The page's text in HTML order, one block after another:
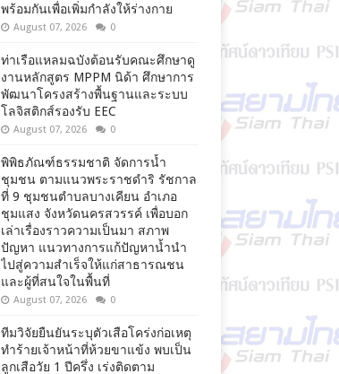
พร้อมกันเพื่อเพิ่มกำลังให้ร่างกาย
August 07, 2026 0
ท่าเรือแหลมฉบังต้อนรับคณะศึกษาดู
งานหลักสูตร MPPM นิด้า ศึกษาการ
พัฒนาโครงสร้างพื้นฐานและระบบ
โลจิสติกส์รองรับ EEC
August 07, 2026 0
พิพิธภัณฑ์ธรรมชาติ จัดการน้ำ
ชุมชน ตามแนวพระราชดำริ รัชกาล
ที่ 9 ชุมชนตำบลบางเคียน อำเภอ
ชุมแสง จังหวัดนครสวรรค์ เพื่อบอก
เล่าเรื่องราวความเป็นมา สภาพ
ปัญหา แนวทางการแก้ปัญหาน้ำนำ
ไปสู่ความสำเร็จให้แก่สาธารณชน
และผู้ที่สนใจในพื้นที่
August 07, 2026 0
ทีมวิจัยยืนยันระบุตัวเสือโคร่งก่อเหตุ
ทำร้ายเจ้าหน้าที่ห้วยขาแข้ง พบเป็น
ลูกเสือวัย 1 ปีครึ่ง เร่งติดตาม